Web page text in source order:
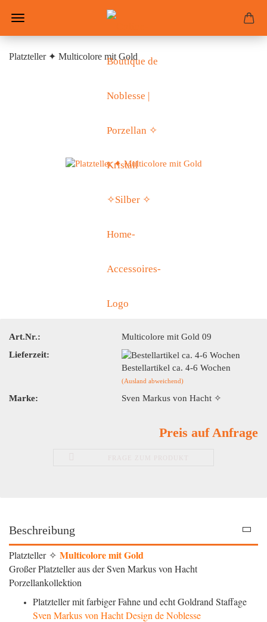
Platzteller ✦ Multicolore mit Gold
Art.Nr.:
Multicolore mit Gold 09
Lieferzeit:
Bestellartikel ca. 4-6 Wochen
(Ausland abweichend)
Marke: Sven Markus von Hacht ✧
Preis auf Anfrage
Beschreibung
Platzteller ✧ Multicolore mit Gold
Großer Platzteller aus der Sven Markus von Hacht
Porzellankollektion
Platzteller mit farbiger Fahne und echt Goldrand Staffage
Sven Markus von Hacht Design de Noblesse